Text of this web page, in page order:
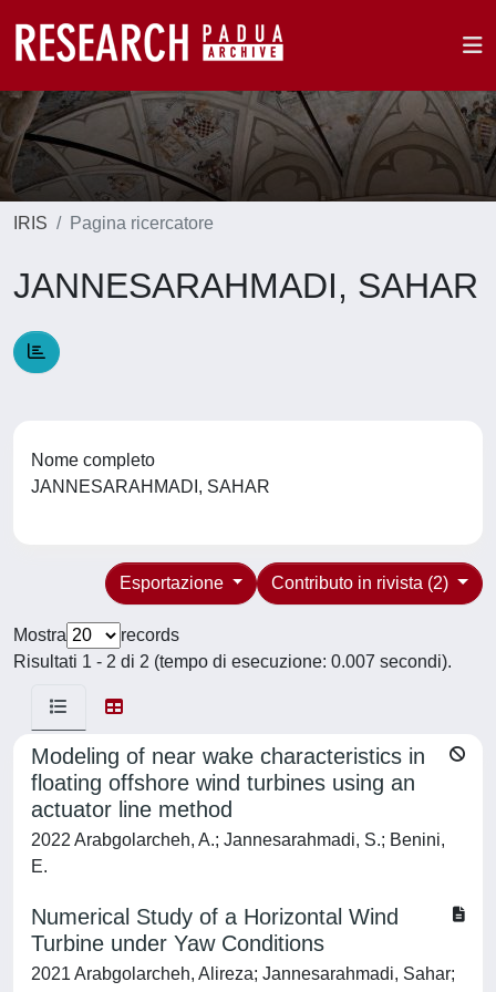
IRIS Pagina ricercatore
JANNESARAHMADI, SAHAR
Nome completo
JANNESARAHMADI, SAHAR
Contributo in rivista (2)
Esportazione
Mostra
records
Risultati 1 - 2 di 2 (tempo di esecuzione: 0.007 secondi).
Modeling of near wake characteristics in
floating offshore wind turbines using an
actuator line method
2022 Arabgolarcheh, A.; Jannesarahmadi, S.; Benini,
E.
Numerical Study of a Horizontal Wind
Turbine under Yaw Conditions
2021 Arabgolarcheh, Alireza; Jannesarahmadi, Sahar;